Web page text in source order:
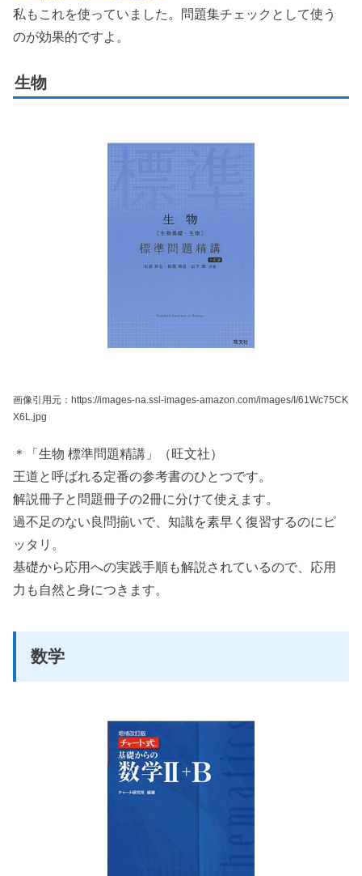
私もこれを使っていました。問題集チェックとして使う
のが効果的ですよ。
生物
画像引用元：https://images-na.ssl-images-amazon.com/images/I/61Wc75CK
X6L.jpg
＊「生物 標準問題精講」（旺文社）
王道と呼ばれる定番の参考書のひとつです。
解説冊子と問題冊子の2冊に分けて使えます。
過不足のない良問揃いで、知識を素早く復習するのにピ
ッタリ。
基礎から応用への実践手順も解説されているので、応用
力も自然と身につきます。
数学